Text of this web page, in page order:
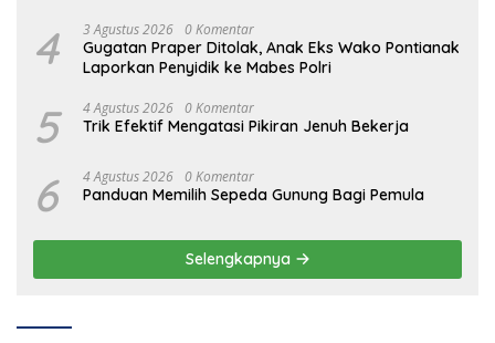
4 3 Agustus 2026 0 Komentar
Gugatan Praper Ditolak, Anak Eks Wako Pontianak
Laporkan Penyidik ke Mabes Polri
5 4 Agustus 2026 0 Komentar
Trik Efektif Mengatasi Pikiran Jenuh Bekerja
6 4 Agustus 2026 0 Komentar
Panduan Memilih Sepeda Gunung Bagi Pemula
Selengkapnya